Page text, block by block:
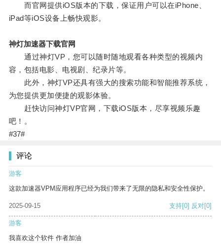
而官网提供iOS版本的下载，保证用户可以在iPhone、
iPad等iOS设备上畅快观影。
神灯加速器下载官网
通过神灯VP，您可以随时随地观看各种类型的视频内
容，包括电影、电视剧、纪录片等。
此外，神灯VP还具有强大的搜索功能和智能推荐系统，
为您提供更加便捷的观影体验。
赶快访问神灯VP官网，下载iOS版本，尽享视频乐趣
吧！。
#37#
评论
游客
这款加速器VPM应用程序已经为我们带来了无限的隐私和安全性保护。
2025-09-15 支持[0] 反对[0]
游客
我喜欢这个软件 作者加油